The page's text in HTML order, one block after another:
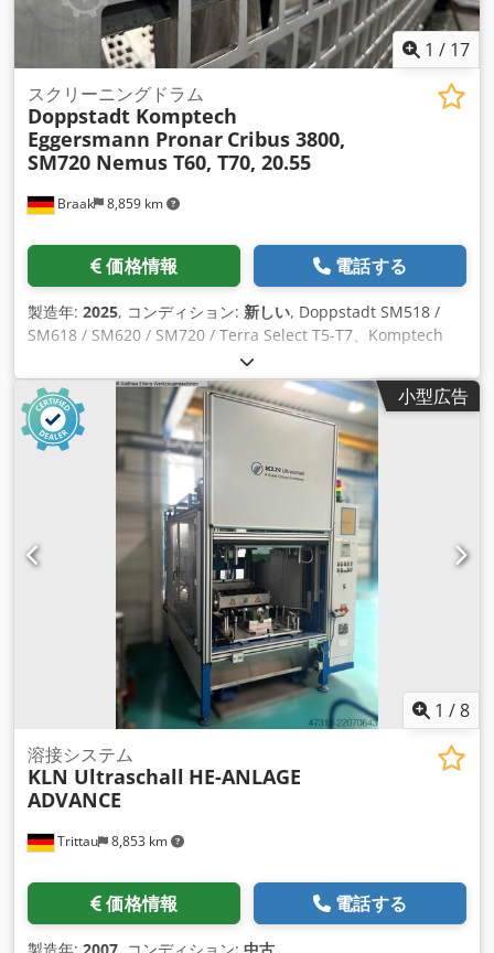
1 / 17
Braak 8,859 km
スクリーニングドラム
Doppstadt Komptech
Eggersmann Pronar Cribus 3800,
SM720 Nemus T60, T70, 20.55
価格情報 電話する
製造年: 2025, コンディション: 新しい, Doppstadt SM518 /
SM618 / SM620 / SM720 / Terra Select T5-T7、Komptech
Maxx、Mustang、Nemus、Cribus Pronar 18.47、20.55など
の一般的なスクリーニングマシンすべてに適した特殊ドラム、
セグメントドラム（カバードラム） - お客様の仕様に合わせて
製造します: - 2mmの穴付きセグメントも可能 - ふるいセグメ
ントの簡単な交換 - 1つのドラム内で異なるセグメントが可能 -
最小の橋 - Hardoxセグメント - ステンレス鋼 Codpfewava Hjx
Ad Serf - 溶接コイル - さまざまな太さのワイヤー - 短納期 ス
クリーニングドラム在庫多数
小型広告
1 /8
Trittau 8,853 km
溶接システム
KLN Ultraschall HE-ANLAGE
ADVANCE
価格情報 電話する